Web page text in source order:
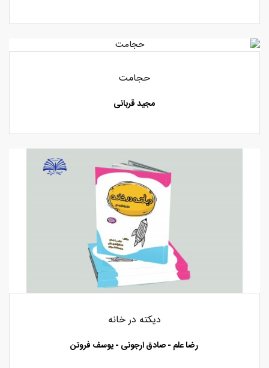
حجامت
مجید قربانی
دیکته در خانه
رضا علم - صادق ارجونی - یوسف فروتن